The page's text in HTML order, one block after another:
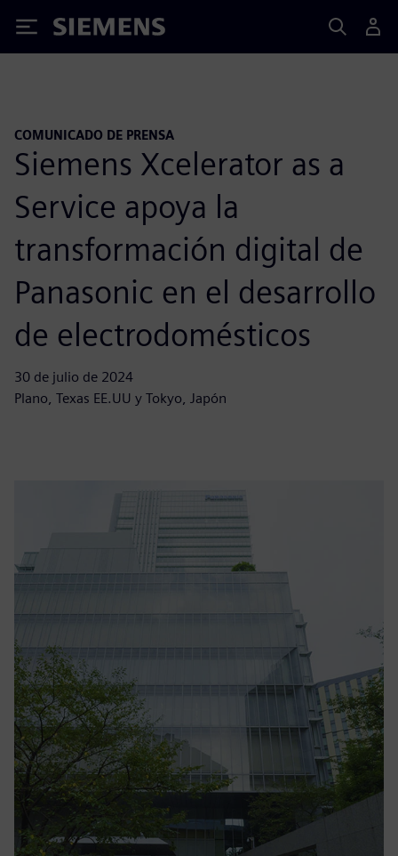
Siemens
COMUNICADO DE PRENSA
Siemens Xcelerator as a
Service apoya la
transformación digital de
Panasonic en el desarrollo
de electrodomésticos
30 de julio de 2024
Plano, Texas EE.UU y Tokyo, Japón